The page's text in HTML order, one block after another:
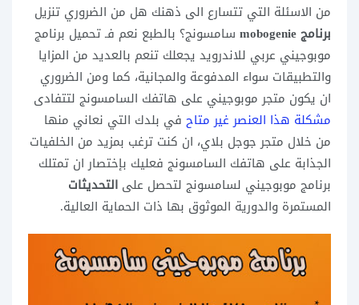
من الاسئلة التي تتسارع الى ذهنك هل من الضروري تنزيل
برنامج mobogenie
سامسونج؟ بالطبع نعم فـ تحميل برنامج
موبوجيني عربي للاندرويد يجعلك تنعم بالعديد من المزايا
والتطبيقات سواء المدفوعة والمجانية، كما ومن الضروري
ان يكون متجر موبوجيني على هاتفك السامسونج لتتفادى
مشكلة هذا العنصر غير متاح في بلدك التي نعاني منها
من خلال متجر جوجل بلاي، ان كنت ترغب بمزيد من الخلفيات
الجذابة على هاتفك السامسونج فعليك بإختصار ان تمتلك
برنامج موبوجيني لسامسونج لتحصل على التحديثات
المستمرة والدورية الموثوق بها ذات الحماية العالية.